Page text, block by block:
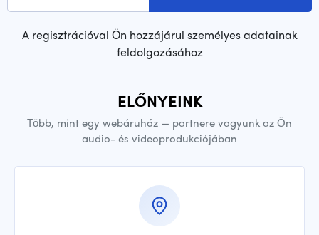
A regisztrációval Ön hozzájárul személyes adatainak
feldolgozásához
ELŐNYEINK
Több, mint egy webáruház — partnere vagyunk az Ön
audio- és videoprodukciójában